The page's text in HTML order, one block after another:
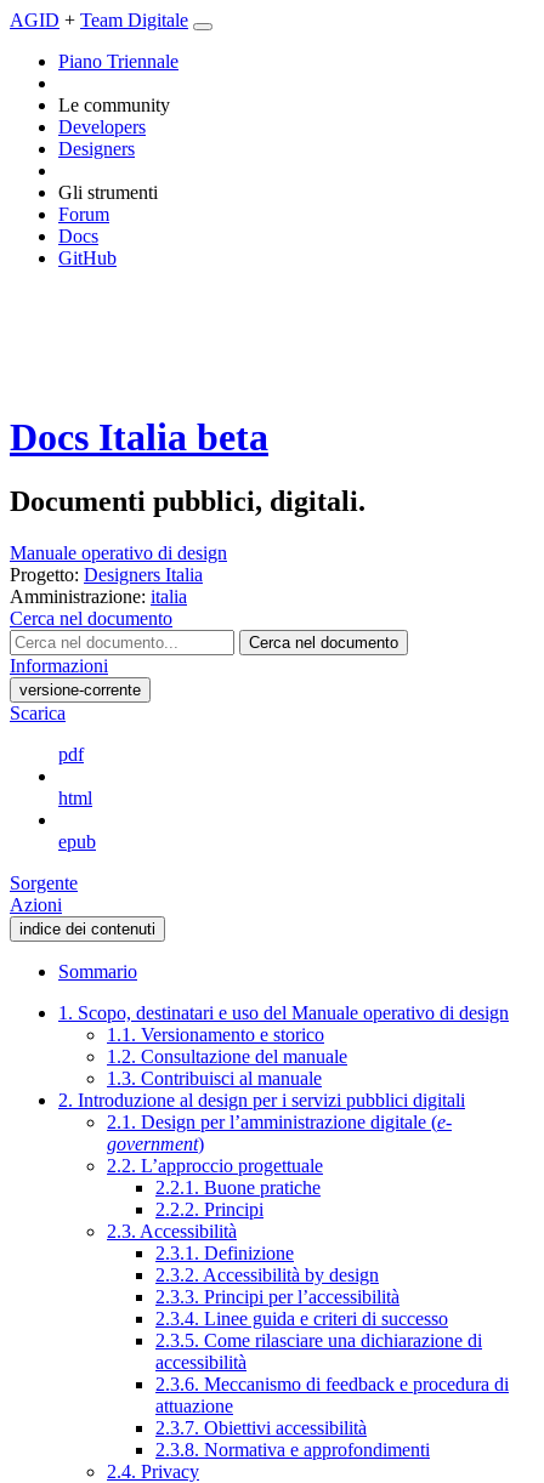
AGID + Team Digitale
Piano Triennale
Le community
Developers
Designers
Gli strumenti
Forum
Docs
GitHub
Docs Italia beta
Documenti pubblici, digitali.
Manuale operativo di design
Progetto: Designers Italia
Amministrazione: italia
Cerca nel documento
Cerca nel documento
Informazioni
versione-corrente
Scarica
pdf
html
epub
Sorgente
Azioni
indice dei contenuti
Sommario
1. Scopo, destinatari e uso del Manuale operativo di design
1.1. Versionamento e storico
1.2. Consultazione del manuale
1.3. Contribuisci al manuale
2. Introduzione al design per i servizi pubblici digitali
2.1. Design per l’amministrazione digitale (e-
government)
2.2. L’approccio progettuale
2.2.1. Buone pratiche
2.2.2. Principi
2.3. Accessibilità
2.3.1. Definizione
2.3.2. Accessibilità by design
2.3.3. Principi per l’accessibilità
2.3.4. Linee guida e criteri di successo
2.3.5. Come rilasciare una dichiarazione di
accessibilità
2.3.6. Meccanismo di feedback e procedura di
attuazione
2.3.7. Obiettivi accessibilità
2.3.8. Normativa e approfondimenti
2.4. Privacy